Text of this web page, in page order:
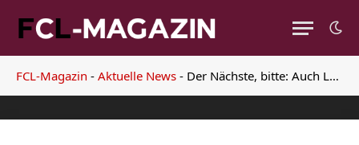
FCL-Magazin - Aktuelle News - Der Nächste, bitte: Auch Lazio-Coach Inzaghi muss wegen Blasphemie zahlen